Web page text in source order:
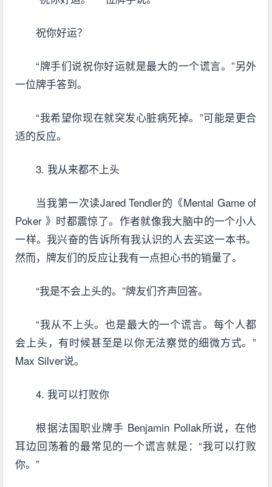
祝你好运？
“牌手们说祝你好运就是最大的一个谎言。”另外
一位牌手答到。
“我希望你现在就突发心脏病死掉。”可能是更合
适的反应。
3. 我从来都不上头
当我第一次读Jared Tendler的《Mental Game of
Poker 》时都震惊了。作者就像我大脑中的一个小人
一样。我兴奋的告诉所有我认识的人去买这一本书。
然而，牌友们的反应让我有一点担心书的销量了。
“我是不会上头的。”牌友们齐声回答。
“我从不上头。也是最大的一个谎言。每个人都
会上头，有时候甚至是以你无法察觉的细微方式。”
Max Silver说。
4. 我可以打败你
根据法国职业牌手 Benjamin Pollak所说，在他
耳边回荡着的最常见的一个谎言就是：“我可以打败
你。”